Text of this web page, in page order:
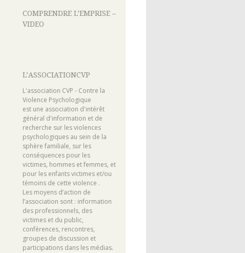
COMPRENDRE L’EMPRISE –
VIDEO
L’ASSOCIATIONCVP
L'association CVP - Contre la
Violence Psychologique
est une association d'intérêt
général d'information et de
recherche sur les violences
psychologiques au sein de la
sphère familiale, sur les
conséquences pour les
victimes, hommes et femmes, et
pour les enfants victimes et/ou
témoins de cette violence .
Les moyens d’action de
l’association sont : information
des professionnels, des
victimes et du public,
conférences, rencontres,
groupes de discussion et
participations dans les médias.